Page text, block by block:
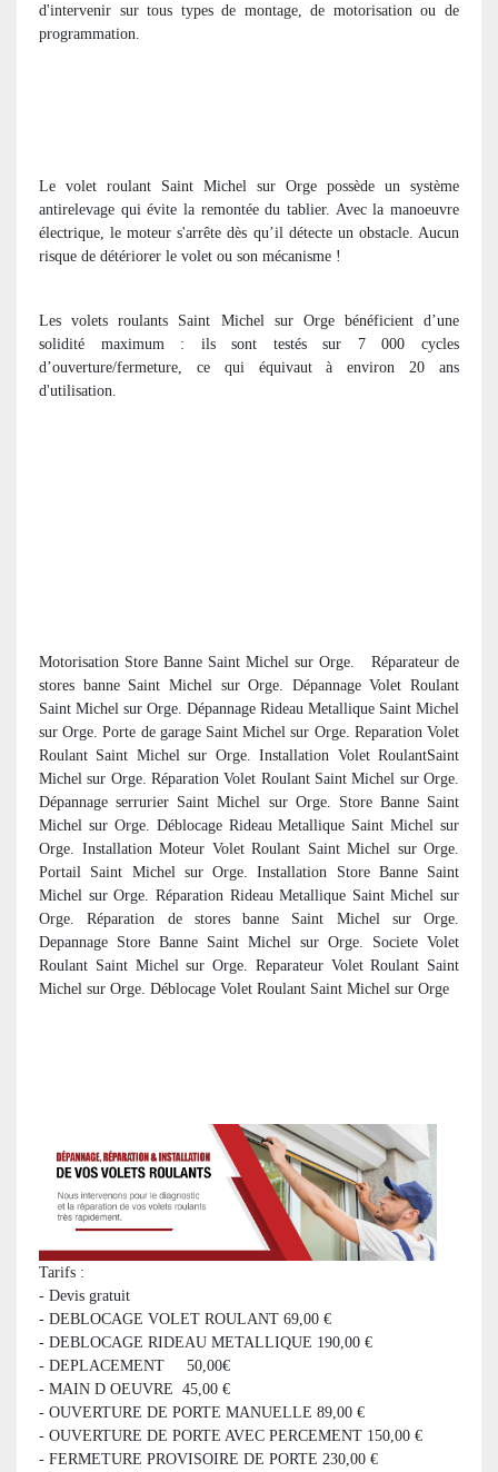
d'intervenir sur tous types de montage, de motorisation ou de
programmation.
Le volet roulant Saint Michel sur Orge possède un système
antirelevage qui évite la remontée du tablier. Avec la manoeuvre
électrique, le moteur s'arrête dès qu’il détecte un obstacle. Aucun
risque de détériorer le volet ou son mécanisme !
Les volets roulants Saint Michel sur Orge bénéficient d’une
solidité maximum : ils sont testés sur 7 000 cycles
d’ouverture/fermeture, ce qui équivaut à environ 20 ans
d'utilisation.
Motorisation Store Banne Saint Michel sur Orge. Réparateur de
stores banne Saint Michel sur Orge. Dépannage Volet Roulant
Saint Michel sur Orge. Dépannage Rideau Metallique Saint Michel
sur Orge. Porte de garage Saint Michel sur Orge. Reparation Volet
Roulant Saint Michel sur Orge. Installation Volet RoulantSaint
Michel sur Orge. Réparation Volet Roulant Saint Michel sur Orge.
Dépannage serrurier Saint Michel sur Orge. Store Banne Saint
Michel sur Orge. Déblocage Rideau Metallique Saint Michel sur
Orge. Installation Moteur Volet Roulant Saint Michel sur Orge.
Portail Saint Michel sur Orge. Installation Store Banne Saint
Michel sur Orge. Réparation Rideau Metallique Saint Michel sur
Orge. Réparation de stores banne Saint Michel sur Orge.
Depannage Store Banne Saint Michel sur Orge. Societe Volet
Roulant Saint Michel sur Orge. Reparateur Volet Roulant Saint
Michel sur Orge. Déblocage Volet Roulant Saint Michel sur Orge
Tarifs :
- Devis gratuit
- DEBLOCAGE VOLET ROULANT 69,00 €
- DEBLOCAGE RIDEAU METALLIQUE 190,00 €
- DEPLACEMENT 50,00€
- MAIN D OEUVRE 45,00 €
- OUVERTURE DE PORTE MANUELLE 89,00 €
- OUVERTURE DE PORTE AVEC PERCEMENT 150,00 €
- FERMETURE PROVISOIRE DE PORTE 230,00 €